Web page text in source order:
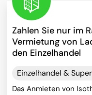
Zahlen Sie nur im
Vermietung von
den Einzelhandel
Einzelhandel &
Das Anmieten von